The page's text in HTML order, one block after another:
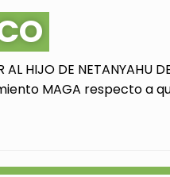
AL HIJO DE
MAGA respecto a